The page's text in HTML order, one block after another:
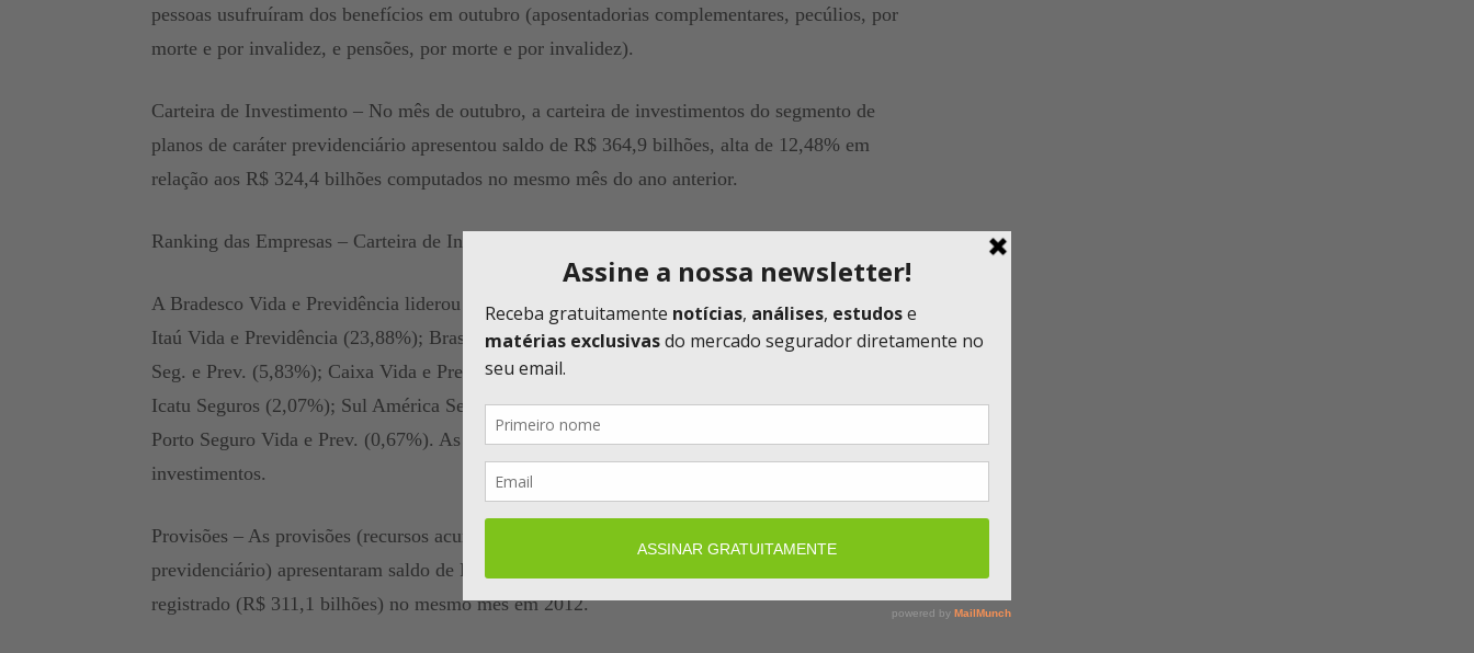
pessoas usufruíram dos benefícios em outubro (aposentadorias complementares, pecúlios, por
morte e por invalidez, e pensões, por morte e por invalidez).
Carteira de Investimento – No mês de outubro, a carteira de investimentos do segmento de
planos de caráter previdenciário apresentou saldo de R$ 364,9 bilhões, alta de 12,48% em
relação aos R$ 324,4 bilhões computados no mesmo mês do ano anterior.
Ranking das Empresas – Carteira de Investimentos (R$ 364,9 bilhões)
A Bradesco Vida e Previdência liderou o ranking no período, com 32,28% do total das reservas;
Itaú Vida e Previdência (23,88%); BrasilPrev Seg. e Previdência (22,04%); Zurich Santander
Seg. e Prev. (5,83%); Caixa Vida e Previdência (5,80%); HSBC Vida e Previdência (3,09%);
Icatu Seguros (2,07%); Sul América Seg. e Previdência (1,23%); Safra Vida e Prev. (0,90%);
Porto Seguro Vida e Prev. (0,67%). As demais entidades somam, no total, 2,21% da carteira de
investimentos.
Provisões – As provisões (recursos acumulados pelos titulares dos planos de caráter
previdenciário) apresentaram saldo de R$ 355,6 bilhões em outubro, 14,31% maior que o valor
registrado (R$ 311,1 bilhões) no mesmo mês em 2012.